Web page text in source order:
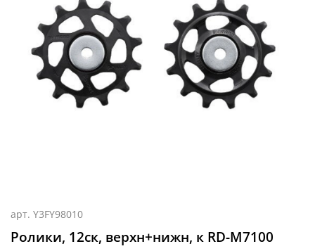
арт. Y3FY98010
Ролики, 12ск, верхн+нижн, к RD-M7100